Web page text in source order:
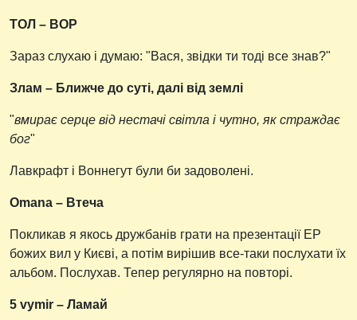
ТОЛ – ВОР
Зараз слухаю і думаю: "Вася, звідки ти тоді все знав?"
Злам – Ближче до суті, далі від землі
"вмирає серце від нестачі світла і чутно, як страждає
бог"
Лавкрафт і Воннегут були би задоволені.
Omana – Втеча
Покликав я якось дружбанів грати на презентації ЕР
божих вил у Києві, а потім вирішив все-таки послухати їх
альбом. Послухав. Тепер регулярно на повторі.
5 vymir – Ламай